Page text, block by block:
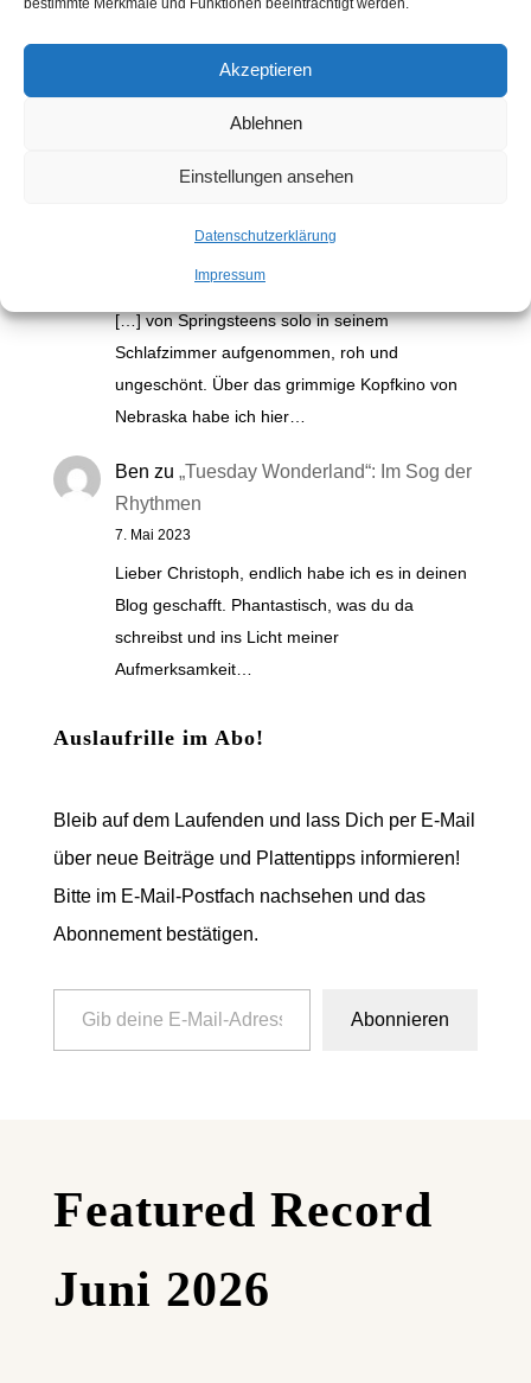
Akzeptieren
Ablehnen
Einstellungen ansehen
Datenschutzerklärung
Impressum
Electric Nebraska: Na, endlich! |
2. November 2025
[…] von Springsteens solo in seinem
Schlafzimmer aufgenommen, roh und
ungeschönt. Über das grimmige Kopfkino von
Nebraska habe ich hier…
Ben zu „Tuesday Wonderland“: Im Sog der
Rhythmen
7. Mai 2023
Lieber Christoph, endlich habe ich es in deinen
Blog geschafft. Phantastisch, was du da
schreibst und ins Licht meiner
Aufmerksamkeit…
Auslaufrille im Abo!
Bleib auf dem Laufenden und lass Dich per E-Mail
über neue Beiträge und Plattentipps informieren!
Bitte im E-Mail-Postfach nachsehen und das
Abonnement bestätigen.
Gib deine E-Mail-Adresse ein ...
Abonnieren
Featured Record
Juni 2026